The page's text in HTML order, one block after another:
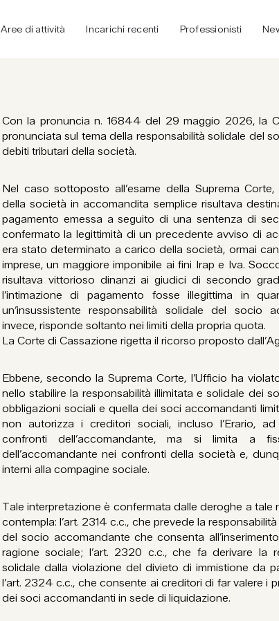
Aree di attività Incarichi recenti Professionisti
Con la pronuncia n. 16844 del 29 maggio 2026, la
pronunciata sul tema della responsabilità solidale del
debiti tributari della società.
Nel caso sottoposto all’esame della Suprema
della società in accomandita semplice risultava
pagamento emessa a seguito di una sentenza di
confermato la legittimità di un precedente avviso di
era stato determinato a carico della società, ormai
imprese, un maggiore imponibile ai fini Irap e Iva.
risultava vittorioso dinanzi ai giudici di secondo
l’intimazione di pagamento fosse illegittima in
un’insussistente responsabilità solidale del socio
invece, risponde soltanto nei limiti della propria quota.
La Corte di Cassazione rigetta il ricorso proposto
Ebbene, secondo la Suprema Corte, l’Ufficio ha
nello stabilire la responsabilità illimitata e solidale dei
obbligazioni sociali e quella dei soci accomandanti
non autorizza i creditori sociali, incluso l’Erario,
confronti dell’accomandante, ma si limita a
dell’accomandante nei confronti della società e,
interni alla compagine sociale.
Tale interpretazione è confermata dalle deroghe a tale
contempla: l’art. 2314 c.c., che prevede la
del socio accomandante che consenta
ragione sociale; l’art. 2320 c.c., che fa derivare la
solidale dalla violazione del divieto di immistione da
l’art. 2324 c.c., che consente ai creditori di far valere i
dei soci accomandanti in sede di liquidazione.